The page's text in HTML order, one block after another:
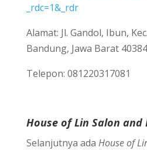
_rdc=1&_rdr
Alamat: Jl. Gandol, Ibun,
Bandung, Jawa Barat 40384
Telepon: 081220317081
House of Lin Salon and
Selanjutnya ada House of